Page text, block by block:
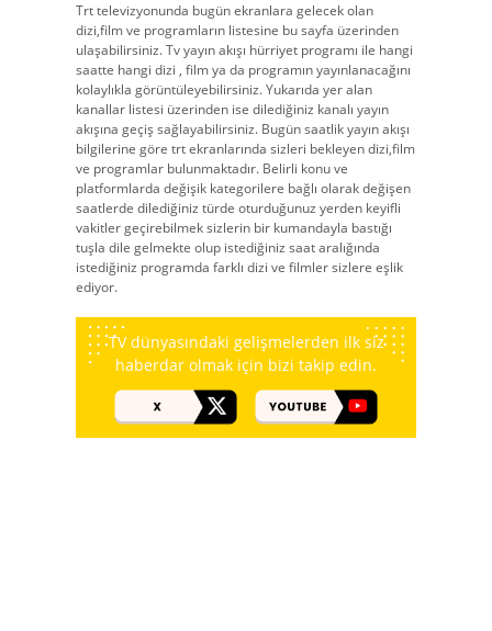
Trt televizyonunda bugün ekranlara gelecek olan
dizi,film ve programların listesine bu sayfa üzerinden
ulaşabilirsiniz. Tv yayın akışı hürriyet programı ile hangi
saatte hangi dizi , film ya da programın yayınlanacağını
kolaylıkla görüntüleyebilirsiniz. Yukarıda yer alan
kanallar listesi üzerinden ise dilediğiniz kanalı yayın
akışına geçiş sağlayabilirsiniz. Bugün saatlik yayın akışı
bilgilerine göre trt ekranlarında sizleri bekleyen dizi,film
ve programlar bulunmaktadır. Belirli konu ve
platformlarda değişik kategorilere bağlı olarak değişen
saatlerde dilediğiniz türde oturduğunuz yerden keyifli
vakitler geçirebilmek sizlerin bir kumandayla bastığı
tuşla dile gelmekte olup istediğiniz saat aralığında
istediğiniz programda farklı dizi ve filmler sizlere eşlik
ediyor.
TV dünyasındaki gelişmelerden ilk siz
haberdar olmak için bizi takip edin.